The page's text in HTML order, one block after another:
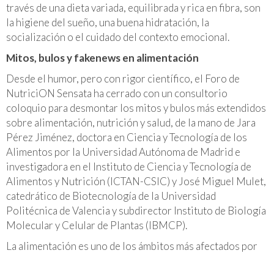
través de una dieta variada, equilibrada y rica en fibra, son
la higiene del sueño, una buena hidratación, la
socialización o el cuidado del contexto emocional.
Mitos, bulos y fakenews en alimentación
Desde el humor, pero con rigor científico, el Foro de
NutriciON Sensata ha cerrado con un consultorio
coloquio para desmontar los mitos y bulos más extendidos
sobre alimentación, nutrición y salud, de la mano de Jara
Pérez Jiménez, doctora en Ciencia y Tecnología de los
Alimentos por la Universidad Autónoma de Madrid e
investigadora en el Instituto de Ciencia y Tecnología de
Alimentos y Nutrición (ICTAN-CSIC) y José Miguel Mulet,
catedrático de Biotecnología de la Universidad
Politécnica de Valencia y subdirector Instituto de Biología
Molecular y Celular de Plantas (IBMCP).
La alimentación es uno de los ámbitos más afectados por